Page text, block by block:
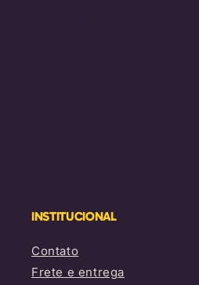
INSTITUCIONAL
Contato
Frete e entrega